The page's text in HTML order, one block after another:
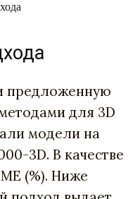
предложенную
для 3D
модели на
3D. В качестве
(%). Ниже